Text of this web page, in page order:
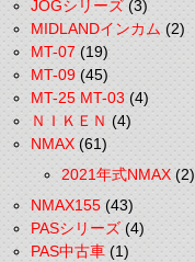
JOGシリーズ(3)
MIDLANDインカム(2)
MT-07(19)
MT-09(45)
MT-25 MT-03(4)
ＮＩＫＥＮ(4)
NMAX(61)
2021年式NMAX(2)
NMAX155(43)
PASシリーズ(4)
PAS中古車(1)